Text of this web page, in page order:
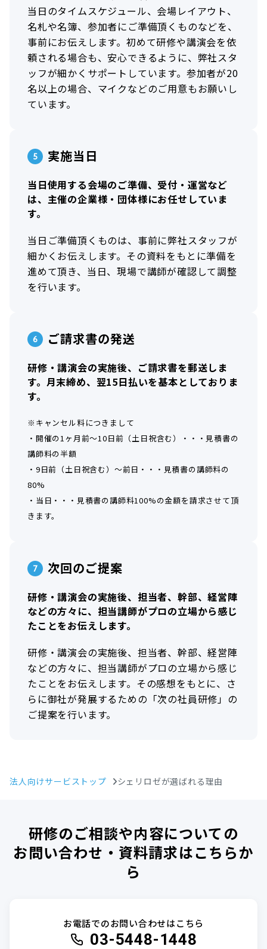
法人向けサービストップ シェリロゼが選ばれる理由
当日のタイムスケジュール、会場レイアウト、
名札や名簿、参加者にご準備頂くものなどを、
事前にお伝えします。初めて研修や講演会を依
頼される場合も、安心できるように、弊社スタ
ッフが細かくサポートしています。参加者が20
名以上の場合、マイクなどのご用意もお願いし
ています。
実施当日
当日使用する会場のご準備、受付・運営など
は、主催の企業様・団体様にお任せしていま
す。
当日ご準備頂くものは、事前に弊社スタッフが
細かくお伝えします。その資料をもとに準備を
進めて頂き、当日、現場で講師が確認して調整
を行います。
ご請求書の発送
研修・講演会の実施後、ご請求書を郵送しま
す。月末締め、翌15日払いを基本としておりま
す。
※キャンセル料につきまして
・開催の1ヶ月前～10日前（土日祝含む）・・・見積書の
講師料の半額
・9日前（土日祝含む）～前日・・・見積書の講師料の
80%
・当日・・・見積書の講師料100%の金額を請求させて頂
きます。
次回のご提案
研修・講演会の実施後、担当者、幹部、経営陣
などの方々に、担当講師がプロの立場から感じ
たことをお伝えします。
研修・講演会の実施後、担当者、幹部、経営陣
などの方々に、担当講師がプロの立場から感じ
たことをお伝えします。その感想をもとに、さ
らに御社が発展するための「次の社員研修」の
ご提案を行います。
研修のご相談や内容についての
お問い合わせ・資料請求はこちらか
ら
お電話でのお問い合わせはこちら
03-5448-1448